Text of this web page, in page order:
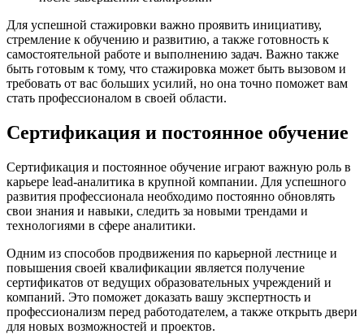
Для успешной стажировки важно проявить инициативу,
стремление к обучению и развитию, а также готовность к
самостоятельной работе и выполнению задач. Важно также
быть готовым к тому, что стажировка может быть вызовом и
требовать от вас больших усилий, но она точно поможет вам
стать профессионалом в своей области.
Сертификация и постоянное обучение
Сертификация и постоянное обучение играют важную роль в
карьере lead-аналитика в крупной компании. Для успешного
развития профессионала необходимо постоянно обновлять
свои знания и навыки, следить за новыми трендами и
технологиями в сфере аналитики.
Одним из способов продвижения по карьерной лестнице и
повышения своей квалификации является получение
сертификатов от ведущих образовательных учреждений и
компаний. Это поможет доказать вашу экспертность и
профессионализм перед работодателем, а также открыть двери
для новых возможностей и проектов.